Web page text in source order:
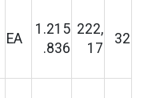
EA
1.215
.836
222,
17
32